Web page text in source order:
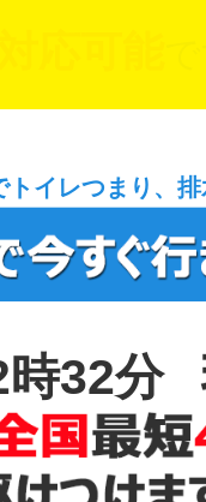
イレつまり、排
時32分